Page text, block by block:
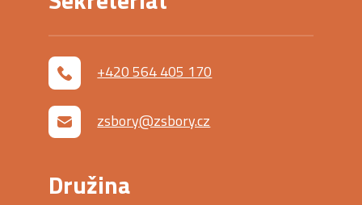
+420 564 405 170
zsbory@zsbory.cz
Družina